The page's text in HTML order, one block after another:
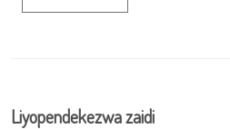
Liyopendekezwa zaidi